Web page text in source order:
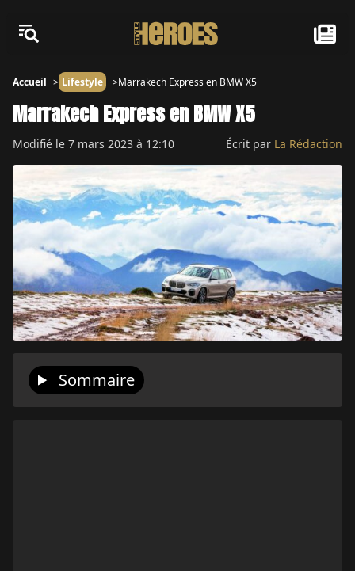
Accueil Lifestyle Marrakech Express en BMW X5
Marrakech Express en BMW X5
Modifié le 7 mars 2023 à 12:10 Écrit par La Rédaction
Sommaire